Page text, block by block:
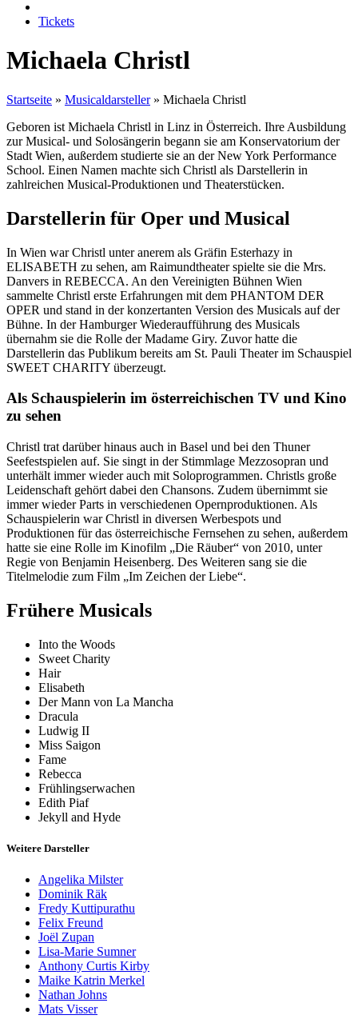
Tickets
Michaela Christl
Startseite » Musicaldarsteller» Michaela Christl
Geboren ist Michaela Christl in Linz in Österreich. Ihre Ausbildung
zur Musical- und Solosängerin begann sie am Konservatorium der
Stadt Wien, außerdem studierte sie an der New York Performance
School. Einen Namen machte sich Christl als Darstellerin in
zahlreichen Musical-Produktionen und Theaterstücken.
Darstellerin für Oper und Musical
In Wien war Christl unter anerem als Gräfin Esterhazy in
ELISABETH zu sehen, am Raimundtheater spielte sie die Mrs.
Danvers in REBECCA. An den Vereinigten Bühnen Wien
sammelte Christl erste Erfahrungen mit dem PHANTOM DER
OPER und stand in der konzertanten Version des Musicals auf der
Bühne. In der Hamburger Wiederaufführung des Musicals
übernahm sie die Rolle der Madame Giry. Zuvor hatte die
Darstellerin das Publikum bereits am St. Pauli Theater im Schauspiel
SWEET CHARITY überzeugt.
Als Schauspielerin im österreichischen TV und Kino
zu sehen
Christl trat darüber hinaus auch in Basel und bei den Thuner
Seefestspielen auf. Sie singt in der Stimmlage Mezzosopran und
unterhält immer wieder auch mit Soloprogrammen. Christls große
Leidenschaft gehört dabei den Chansons. Zudem übernimmt sie
immer wieder Parts in verschiedenen Opernproduktionen. Als
Schauspielerin war Christl in diversen Werbespots und
Produktionen für das österreichische Fernsehen zu sehen, außerdem
hatte sie eine Rolle im Kinofilm „Die Räuber“ von 2010, unter
Regie von Benjamin Heisenberg. Des Weiteren sang sie die
Titelmelodie zum Film „Im Zeichen der Liebe“.
Frühere Musicals
Into the Woods
Sweet Charity
Hair
Elisabeth
Der Mann von La Mancha
Dracula
Ludwig II
Miss Saigon
Fame
Rebecca
Frühlingserwachen
Edith Piaf
Jekyll and Hyde
Weitere Darsteller
Angelika Milster
Dominik Räk
Fredy Kuttipurathu
Felix Freund
Joël Zupan
Lisa-Marie Sumner
Anthony Curtis Kirby
Maike Katrin Merkel
Nathan Johns
Mats Visser